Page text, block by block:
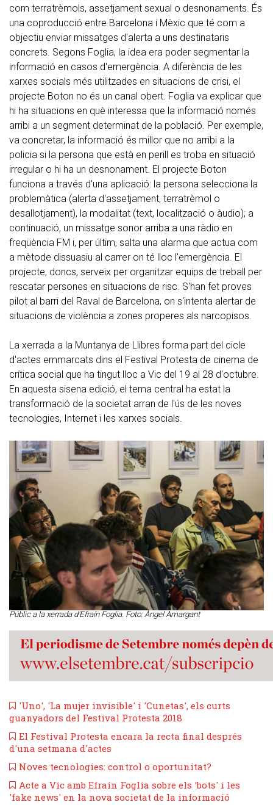
com terratrèmols, assetjament sexual o desnonaments. És
una coproducció entre Barcelona i Mèxic que té com a
objectiu enviar missatges d'alerta a uns destinataris
concrets. Segons Foglia, la idea era poder segmentar la
informació en casos d'emergència. A diferència de les
xarxes socials més utilitzades en situacions de crisi, el
projecte Boton no és un canal obert. Foglia va explicar que
hi ha situacions en què interessa que la informació només
arribi a un segment determinat de la població. Per exemple,
va concretar, la informació és millor que no arribi a la
policia si la persona que està en perill es troba en situació
irregular o hi ha un desnonament. El projecte Boton
funciona a través d'una aplicació: la persona selecciona la
problemàtica (alerta d'assetjament, terratrèmol o
desallotjament), la modalitat (text, localització o àudio); a
continuació, un missatge sonor arriba a una ràdio en
freqüència FM i, per últim, salta una alarma que actua com
a mètode dissuasiu al carrer on té lloc l'emergència. El
projecte, doncs, serveix per organitzar equips de treball per
rescatar persones en situacions de risc. S'han fet proves
pilot al barri del Raval de Barcelona, on s'intenta alertar de
situacions de violència a zones properes als narcopisos.
La xerrada a la Muntanya de Llibres forma part del cicle
d'actes emmarcats dins el Festival Protesta de cinema de
crítica social que ha tingut lloc a Vic del 19 al 28 d'octubre.
En aquesta sisena edició, el tema central ha estat la
transformació de la societat arran de l'ús de les noves
tecnologies, Internet i les xarxes socials.
Públic a la xerrada d'Efraín Foglia. Foto: Àngel Amargant
'Uno', 'La mujer invisible' i 'Cunetas', els curts
guanyadors del Festival Protesta 2018
El Festival Protesta encara la recta final després
d'una setmana d'actes
Noves tecnologies: control o oportunitat?
Acte a Vic amb Efraín Foglia sobre els 'bots' i les
'fake news' en la nova societat de la informació